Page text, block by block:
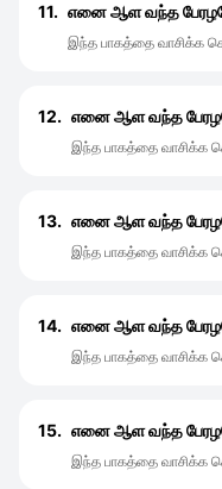
11. எனை ஆள வந்த
இந்த பாகத்தை வாசிக்க
12. எனை ஆள வந்த
இந்த பாகத்தை வாசிக்க
13. எனை ஆள வந்த
இந்த பாகத்தை வாசிக்க
14. எனை ஆள வந்த
இந்த பாகத்தை வாசிக்க
15. எனை ஆள வந்த
இந்த பாகத்தை வாசிக்க